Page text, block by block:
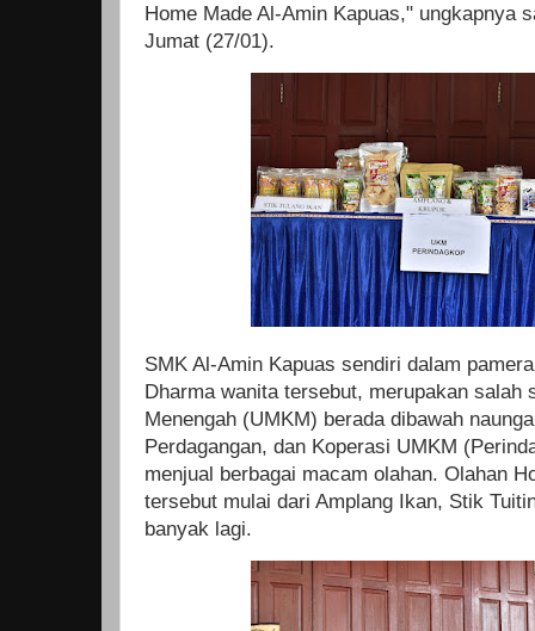
Home Made Al-Amin Kapuas," ungkapnya
Jumat (27/01).
SMK Al-Amin Kapuas sendiri dalam
Dharma wanita tersebut, merupakan salah
Menengah (UMKM) berada dibawah
Perdagangan, dan Koperasi UMKM
menjual berbagai macam olahan. Olahan
tersebut mulai dari Amplang Ikan, Stik
banyak lagi.